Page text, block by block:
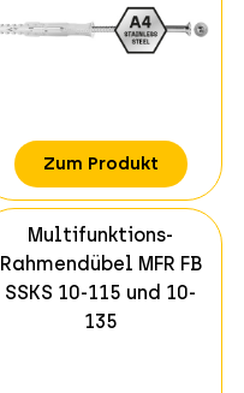
Zum Produkt
Multifunktions-
Rahmendübel MFR FB
SSKS 10-115 und 10-
135